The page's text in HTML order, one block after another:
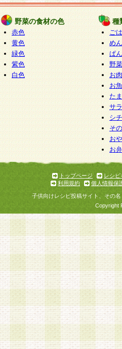
野菜の食材の色
赤色
黄色
緑色
紫色
白色
種
ご
めん
ぱん
野
お
お
た
サ
シ
そ
お
お
トップページ
レシピ
利用規約
個人情報保
子供向けレシピ投稿サイト、その
Copyright